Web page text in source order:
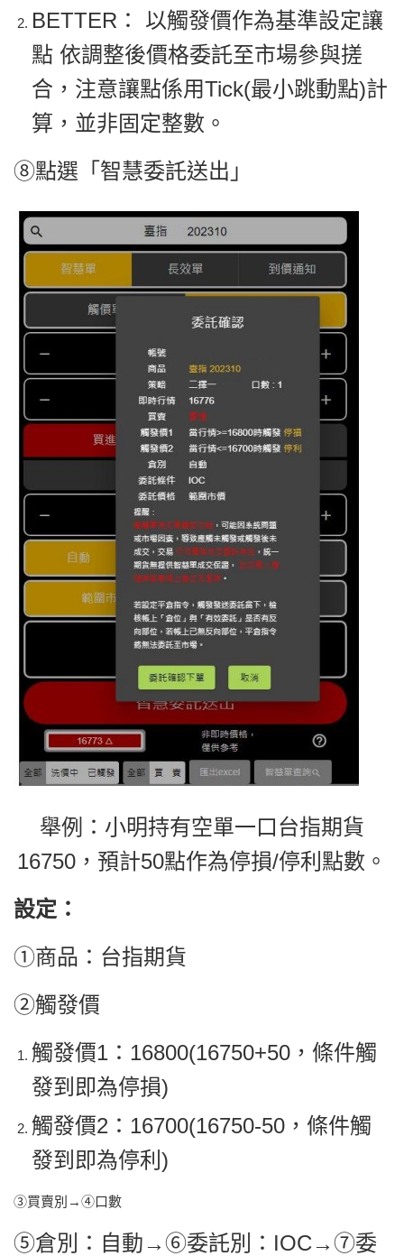
BETTER： 以觸發價作為基準設定讓
點 依調整後價格委託至市場參與搓
合，注意讓點係用Tick(最小跳動點)計
算，並非固定整數。
⑧點選「智慧委託送出」
舉例： 小明持有空單一口台指期貨
16750，預計50點作為停損/停利點數。
設定：
①商品：台指期貨
②觸發價
觸發價1：16800(16750+50，條件觸
發到即為停損)
觸發價2：16700(16750-50，條件觸
發到即為停利)
③買賣別 →④口數
⑤倉別：自動→⑥委託別：IOC→⑦委